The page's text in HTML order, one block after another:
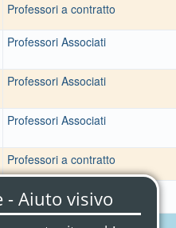
Professori a contratto
Professori Associati
Professori Associati
Professori Associati
Professori a contratto
Professori a contratto